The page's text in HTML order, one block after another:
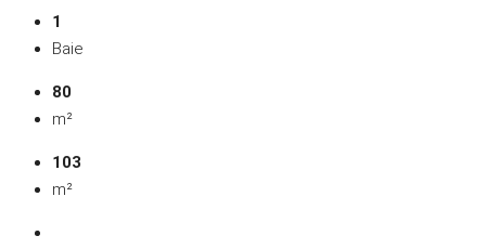
1
Baie
80
m²
103
m²